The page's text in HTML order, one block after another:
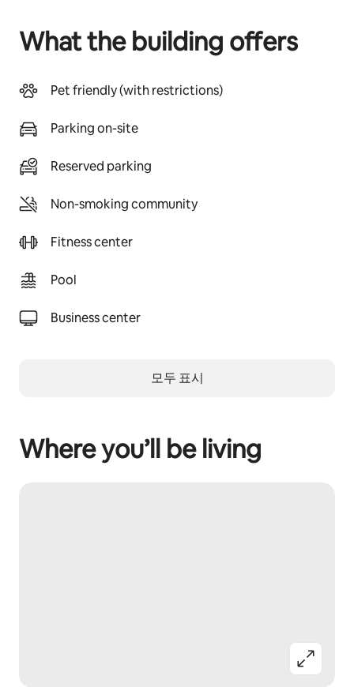
What the building offers
Pet friendly (with restrictions)
Parking on-site
Reserved parking
Non-smoking community
Fitness center
Pool
Business center
모두 표시
Where you’ll be living